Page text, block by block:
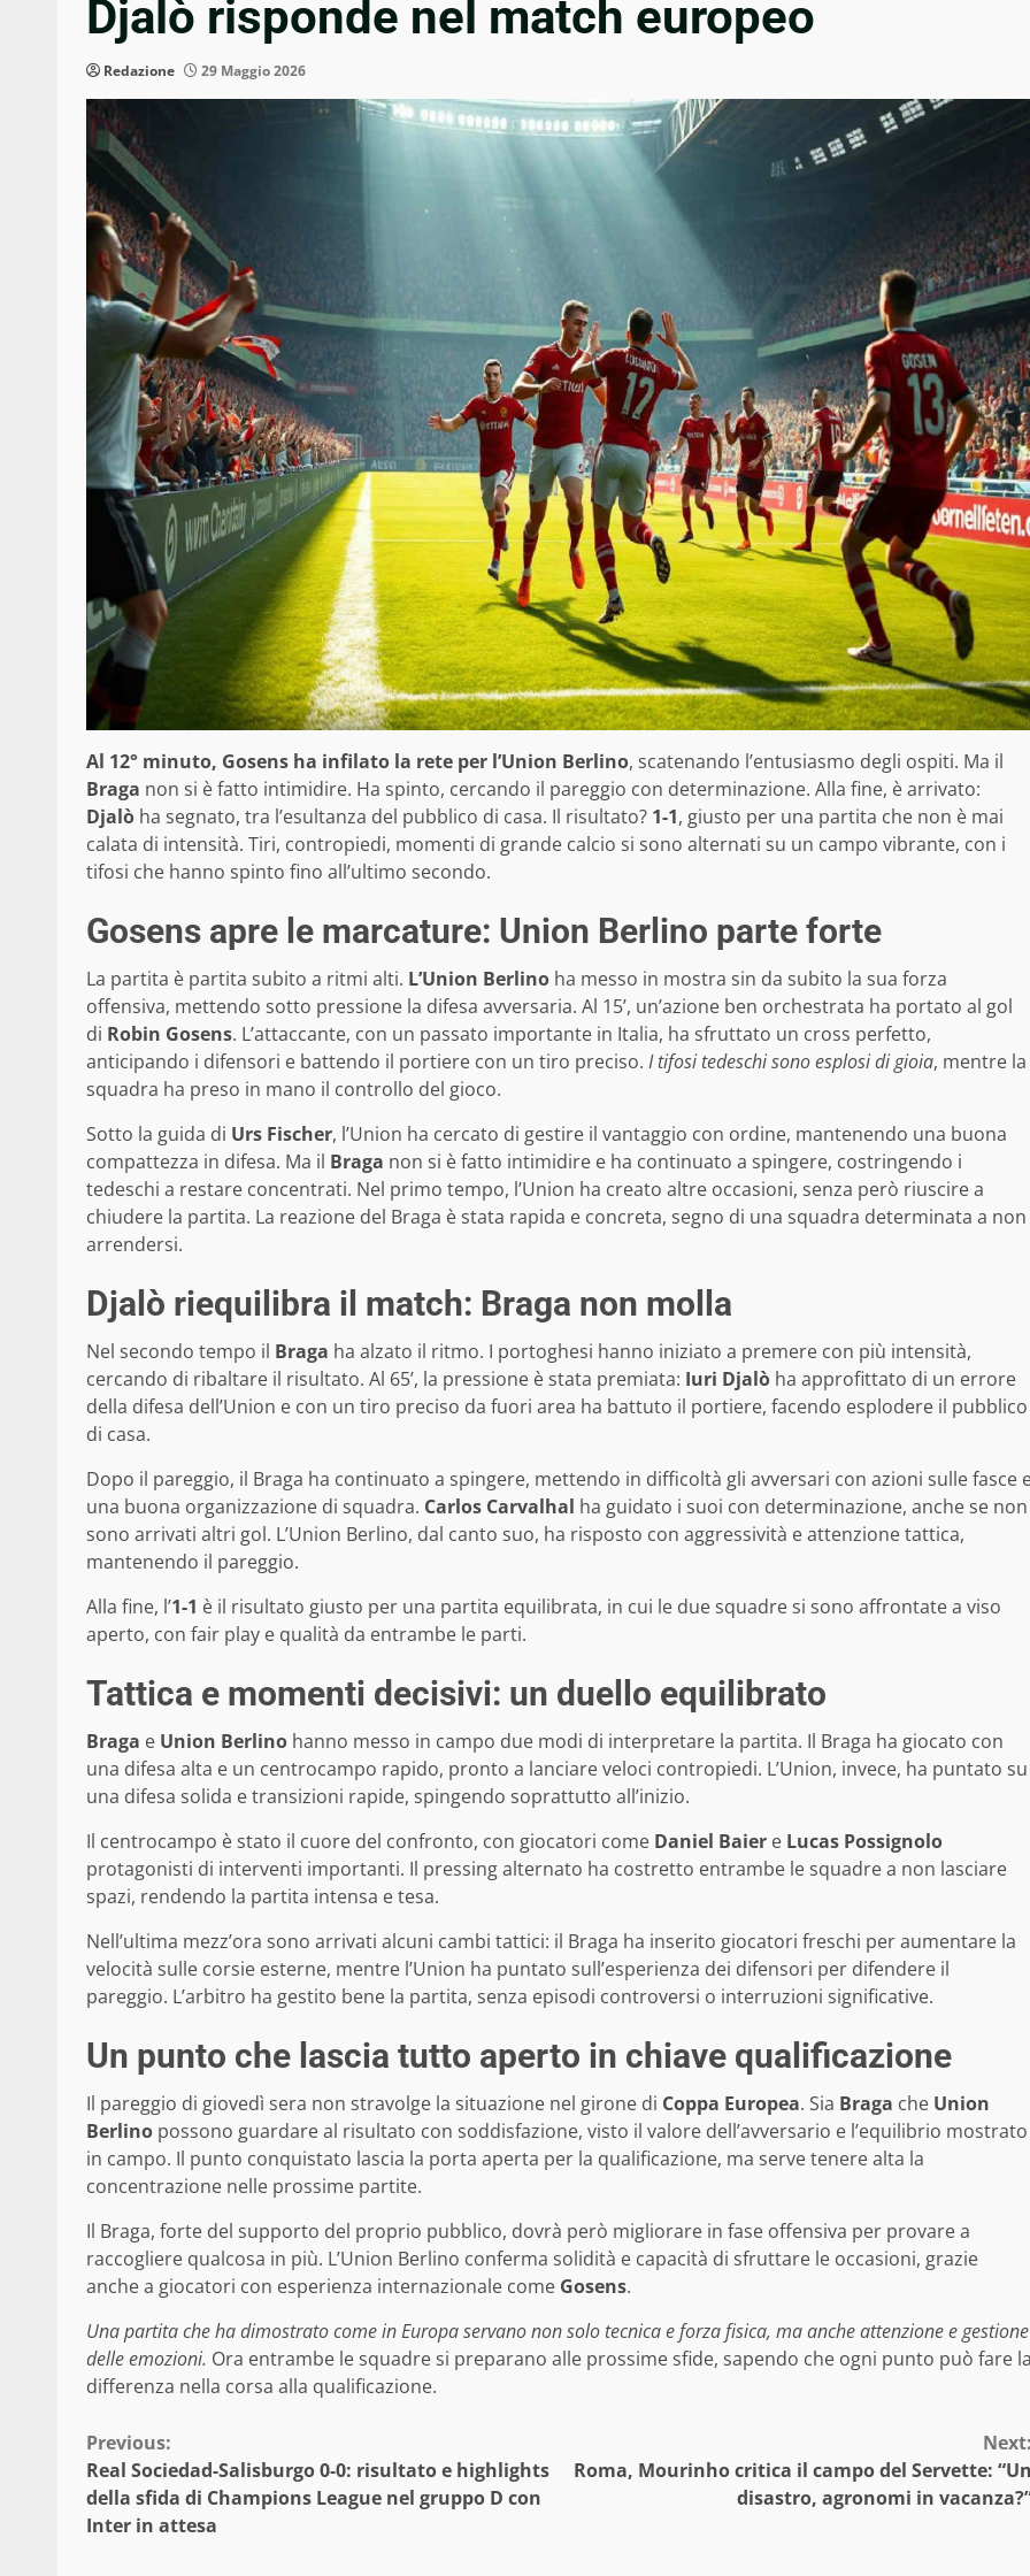
Djalò risponde nel match europeo
Redazione 29 Maggio 2026
Al 12° minuto, Gosens ha infilato la rete per l’Union Berlino, scatenando l’entusiasmo degli ospiti. Ma il
Braga non si è fatto intimidire. Ha spinto, cercando il pareggio con determinazione. Alla fine, è arrivato:
Djalò ha segnato, tra l’esultanza del pubblico di casa. Il risultato? 1-1, giusto per una partita che non è mai
calata di intensità. Tiri, contropiedi, momenti di grande calcio si sono alternati su un campo vibrante, con i
tifosi che hanno spinto fino all’ultimo secondo.
Gosens apre le marcature: Union Berlino parte forte
La partita è partita subito a ritmi alti. L’Union Berlino ha messo in mostra sin da subito la sua forza
offensiva, mettendo sotto pressione la difesa avversaria. Al 15’, un’azione ben orchestrata ha portato al gol
di Robin Gosens. L’attaccante, con un passato importante in Italia, ha sfruttato un cross perfetto,
anticipando i difensori e battendo il portiere con un tiro preciso. I tifosi tedeschi sono esplosi di gioia, mentre la
squadra ha preso in mano il controllo del gioco.
Sotto la guida di Urs Fischer, l’Union ha cercato di gestire il vantaggio con ordine, mantenendo una buona
compattezza in difesa. Ma il Braga non si è fatto intimidire e ha continuato a spingere, costringendo i
tedeschi a restare concentrati. Nel primo tempo, l’Union ha creato altre occasioni, senza però riuscire a
chiudere la partita. La reazione del Braga è stata rapida e concreta, segno di una squadra determinata a non
arrendersi.
Djalò riequilibra il match: Braga non molla
Nel secondo tempo il Braga ha alzato il ritmo. I portoghesi hanno iniziato a premere con più intensità,
cercando di ribaltare il risultato. Al 65’, la pressione è stata premiata: Iuri Djalò ha approfittato di un errore
della difesa dell’Union e con un tiro preciso da fuori area ha battuto il portiere, facendo esplodere il pubblico
di casa.
Dopo il pareggio, il Braga ha continuato a spingere, mettendo in difficoltà gli avversari con azioni sulle fasce
una buona organizzazione di squadra. Carlos Carvalhal ha guidato i suoi con determinazione, anche se non
sono arrivati altri gol. L’Union Berlino, dal canto suo, ha risposto con aggressività e attenzione tattica,
mantenendo il pareggio.
Alla fine, l’1-1 è il risultato giusto per una partita equilibrata, in cui le due squadre si sono affrontate a viso
aperto, con fair play e qualità da entrambe le parti.
Tattica e momenti decisivi: un duello equilibrato
Braga e Union Berlino hanno messo in campo due modi di interpretare la partita. Il Braga ha giocato con
una difesa alta e un centrocampo rapido, pronto a lanciare veloci contropiedi. L’Union, invece, ha puntato su
una difesa solida e transizioni rapide, spingendo soprattutto all’inizio.
Il centrocampo è stato il cuore del confronto, con giocatori come Daniel Baier e Lucas Possignolo
protagonisti di interventi importanti. Il pressing alternato ha costretto entrambe le squadre a non lasciare
spazi, rendendo la partita intensa e tesa.
Nell’ultima mezz’ora sono arrivati alcuni cambi tattici: il Braga ha inserito giocatori freschi per aumentare la
velocità sulle corsie esterne, mentre l’Union ha puntato sull’esperienza dei difensori per difendere il
pareggio. L’arbitro ha gestito bene la partita, senza episodi controversi o interruzioni significative.
Un punto che lascia tutto aperto in chiave qualificazione
Il pareggio di giovedì sera non stravolge la situazione nel girone di Coppa Europea. Sia Braga che Union
Berlino possono guardare al risultato con soddisfazione, visto il valore dell’avversario e l’equilibrio mostrato
in campo. Il punto conquistato lascia la porta aperta per la qualificazione, ma serve tenere alta la
concentrazione nelle prossime partite.
Il Braga, forte del supporto del proprio pubblico, dovrà però migliorare in fase offensiva per provare a
raccogliere qualcosa in più. L’Union Berlino conferma solidità e capacità di sfruttare le occasioni, grazie
anche a giocatori con esperienza internazionale come Gosens.
Una partita che ha dimostrato come in Europa servano non solo tecnica e forza fisica, ma anche attenzione e gestione
delle emozioni. Ora entrambe le squadre si preparano alle prossime sfide, sapendo che ogni punto può fare
differenza nella corsa alla qualificazione.
Continue
Reading
Previous:
Real Sociedad-Salisburgo 0-0: risultato e highlights
della sfida di Champions League nel gruppo D con
Inter in attesa
Roma, Mourinho critica il campo del Servette:
disastro, agronomi in